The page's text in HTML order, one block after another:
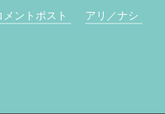
メントポスト アリ／ナシ